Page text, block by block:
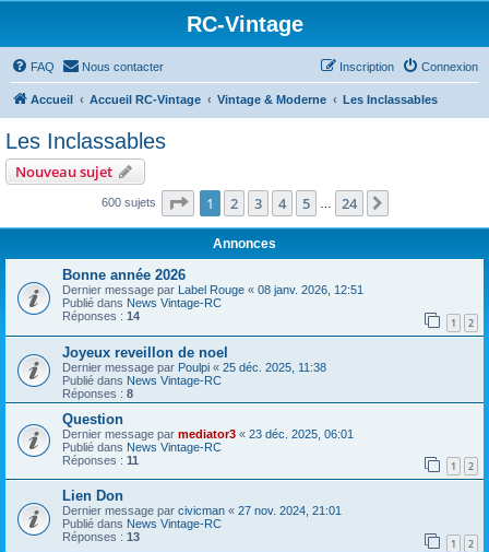
RC-Vintage
FAQ Nous contacter Connexion
Inscription
Accueil Accueil RC-Vintage Vintage & Moderne Les Inclassables
Les Inclassables
Nouveau sujet
600 sujets Page 1sur24
1 2 3 4 5 24
Annonces
Bonne année 2026
Dernier message par Label Rouge « 08 janv. 2026, 12:51
Publié dans News Vintage-RC
Réponses : 14 1 2
Joyeux reveillon de noel
Dernier message par Poulpi « 25 déc. 2025, 11:38
Publié dans News Vintage-RC
Réponses : 8
Question
Dernier message par mediator3 « 23 déc. 2025, 06:01
Publié dans News Vintage-RC
Réponses : 11 1 2
Lien Don
Dernier message par civicman « 27 nov. 2024, 21:01
Publié dans News Vintage-RC
Réponses : 13 1 2